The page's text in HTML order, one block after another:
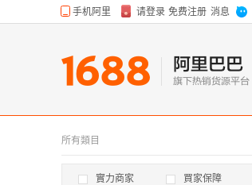
所有類目
實力商家 買家保障